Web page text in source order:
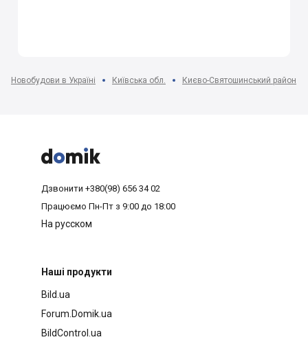
Новобудови в Україні Київська обл. Києво-Святошинський район



Дзвонити +380(98) 656 34 02
Працюємо Пн-Пт з 9:00 до 18:00
На русском
Наші продукти
Bild.ua
Forum.Domik.ua
BildControl.ua